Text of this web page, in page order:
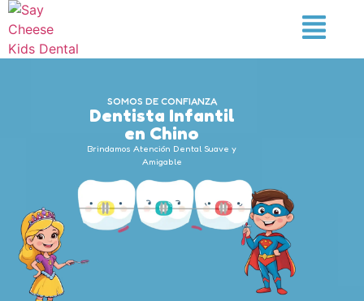
SOMOS DE CONFIANZA
Dentista Infantil
en Chino
Brindamos Atención Dental Suave y
Amigable